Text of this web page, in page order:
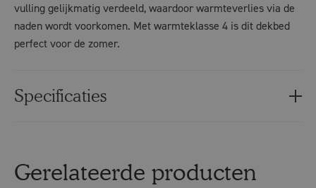
vulling gelijkmatig verdeeld, waardoor warmteverlies via de
naden wordt voorkomen. Met warmteklasse 4 is dit dekbed
perfect voor de zomer.
Specificaties
Gerelateerde producten